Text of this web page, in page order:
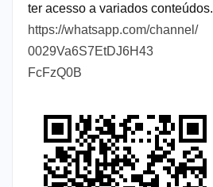
ter acesso a variados conteúdos.
https://whatsapp.com/channel/
0029Va6S7EtDJ6H43
FcFzQ0B